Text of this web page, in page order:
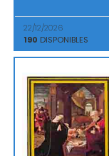
22/12/2026
190 DISPONIBLES